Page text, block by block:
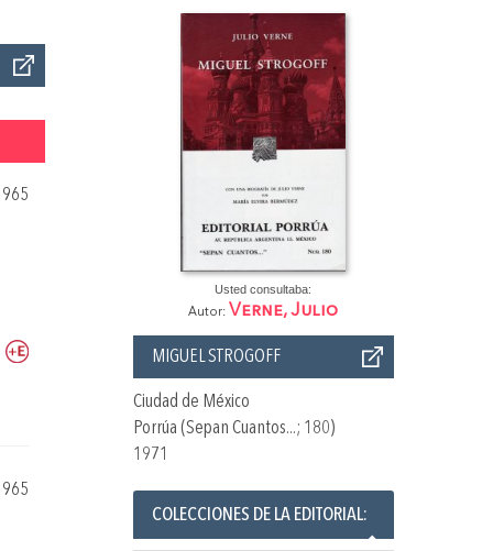
Usted consultaba:
Autor: Verne, Julio
MIGUEL STROGOFF
Ciudad de México
Porrúa (Sepan Cuantos...; 180)
1971
COLECCIONES DE LA EDITORIAL: